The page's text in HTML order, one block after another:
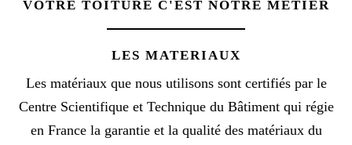
VOTRE TOITURE C'EST NOTRE MÉTIER
LES MATERIAUX
Les matériaux que nous utilisons sont certifiés par le
Centre Scientifique et Technique du Bâtiment qui régie
en France la garantie et la qualité des matériaux du